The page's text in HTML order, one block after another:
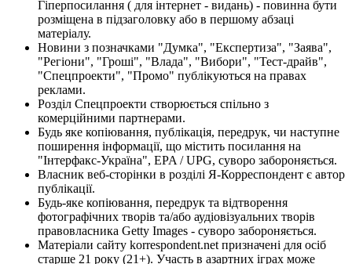
Гіперпосилання ( для інтернет - видань) - повинна бути
розміщена в підзаголовку або в першому абзаці
матеріалу.
Новини з позначками "Думка", "Експертиза", "Заява",
"Регіони", "Гроші", "Влада", "Вибори", "Тест-драйв",
"Спецпроекти", "Промо" публікуються на правах
реклами.
Розділ Спецпроекти створюється спільно з
комерційними партнерами.
Будь яке копіювання, публікація, передрук, чи наступне
поширення інформації, що містить посилання на
"Інтерфакс-Україна", EPA / UPG, суворо забороняється.
Власник веб-сторінки в розділі Я-Корреспондент є автор
публікації.
Будь-яке копіювання, передрук та відтворення
фотографічних творів та/або аудіовізуальних творів
правовласника Getty Images - суворо забороняється.
Матеріали сайту korrespondent.net призначені для осіб
старше 21 року (21+). Участь в азартних іграх може